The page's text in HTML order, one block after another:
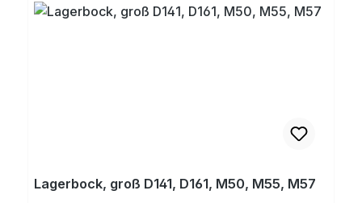
Lagerbock, groß D141, D161, M50, M55, M57